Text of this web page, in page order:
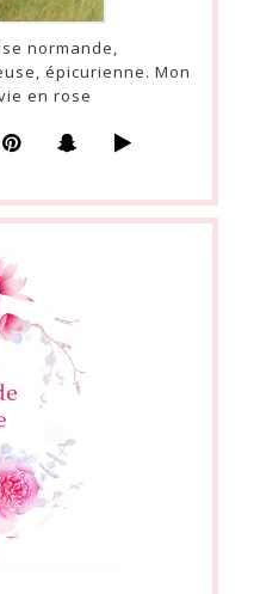
normande,
épicurienne. Mon
en rose